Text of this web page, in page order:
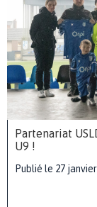
Partenariat
U9 !
Publié le 27